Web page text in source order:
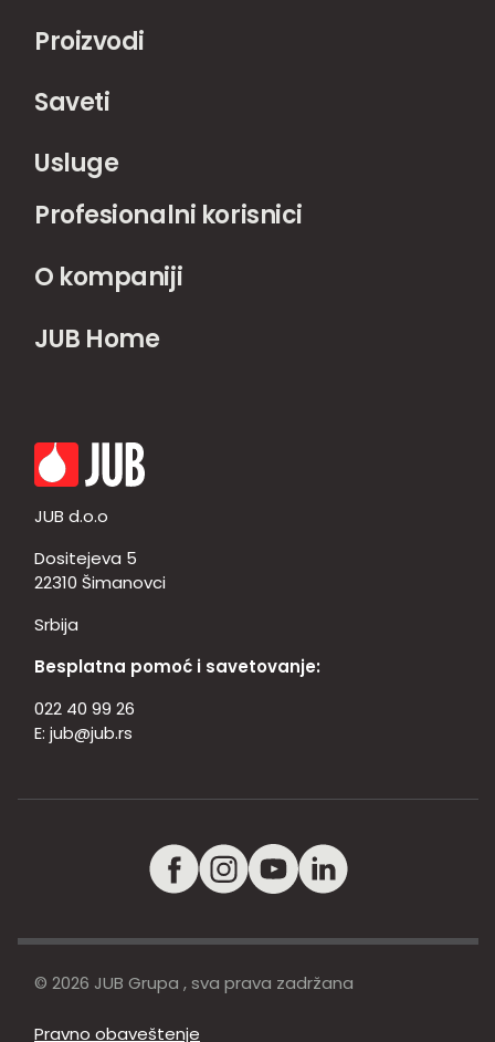
Proizvodi
Saveti
Usluge
Profesionalni korisnici
O kompaniji
JUB Home
JUB d.o.o
Dositejeva 5
22310 Šimanovci
Srbija
Besplatna pomoć i savetovanje:
022 40 99 26
E: jub@jub.rs
© 2026 JUB Grupa , sva prava zadržana
Pravno obaveštenje